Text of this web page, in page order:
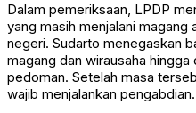
Dalam pemeriksaan, LPDP
yang masih menjalani magang
negeri. Sudarto menegaskan
magang dan wirausaha hingga
pedoman. Setelah masa
wajib menjalankan pengabdian.